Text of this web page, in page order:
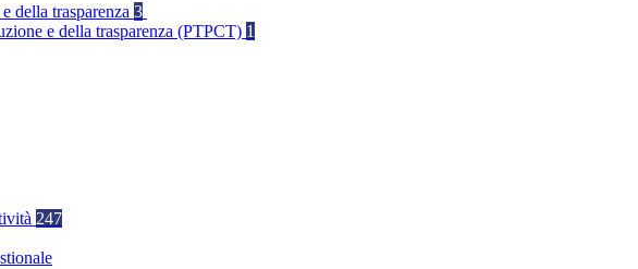
della trasparenza 3
e della trasparenza (PTPCT) 1
247